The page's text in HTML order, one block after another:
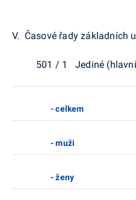
V. Časové řady základních
501 / 1 Jediné
- celkem
- muži
- ženy